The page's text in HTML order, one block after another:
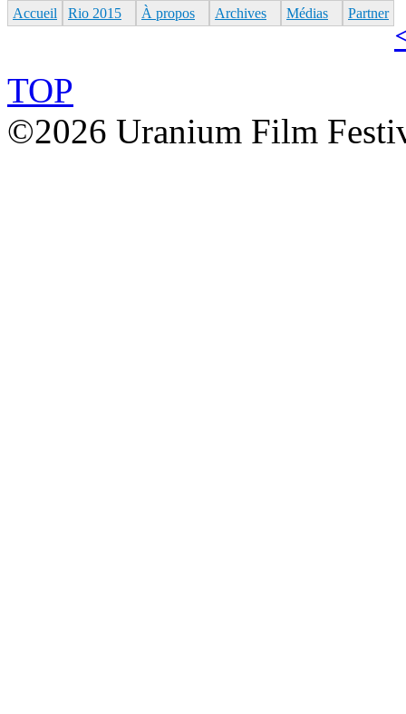
Accueil Rio 2015 À propos Archives Médias Partner
TOP
©2026 Uranium Film